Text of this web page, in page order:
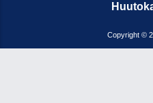
Copyright ©